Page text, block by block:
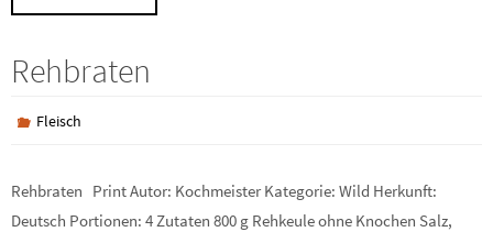
Rehbraten
Fleisch
Rehbraten Print Autor: Kochmeister Kategorie: Wild Herkunft:
Deutsch Portionen: 4 Zutaten 800 g Rehkeule ohne Knochen Salz,